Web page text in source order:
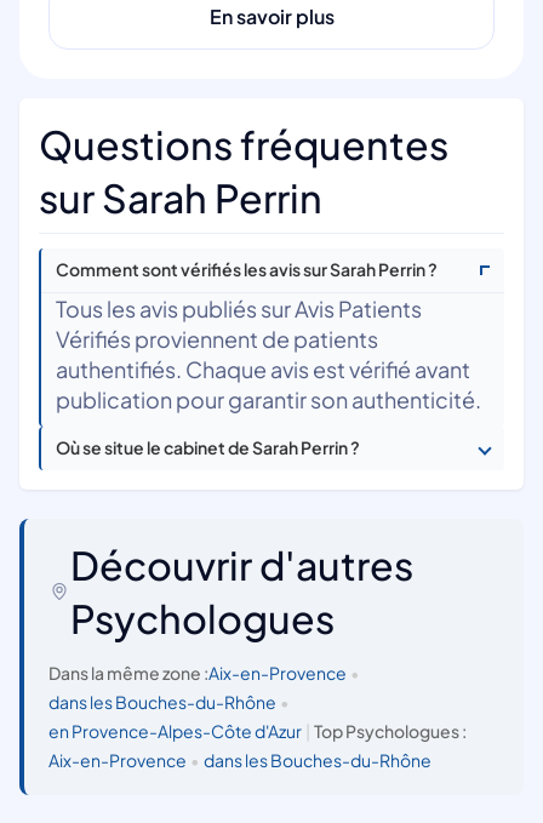
En savoir plus
Questions fréquentes
sur Sarah Perrin
Comment sont vérifiés les avis sur Sarah Perrin ?
Tous les avis publiés sur Avis Patients
Vérifiés proviennent de patients
authentifiés. Chaque avis est vérifié avant
publication pour garantir son authenticité.
Où se situe le cabinet de Sarah Perrin ?
Découvrir d'autres
Psychologues
Dans la même zone :Aix-en-Provence •
dans les Bouches-du-Rhône •
en Provence-Alpes-Côte d'Azur
Top Psychologues :
Aix-en-Provence • dans les Bouches-du-Rhône